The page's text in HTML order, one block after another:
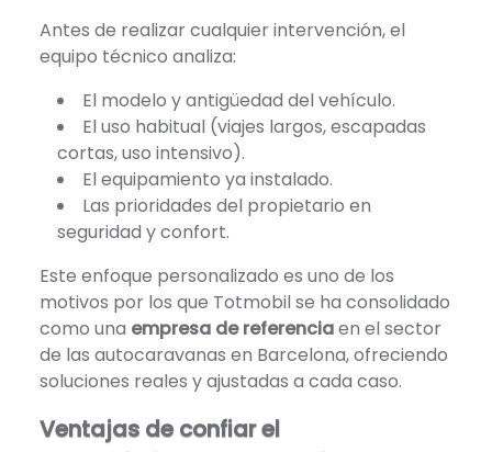
Antes de realizar cualquier intervención, el
equipo técnico analiza:
El modelo y antigüedad del vehículo.
El uso habitual (viajes largos, escapadas
cortas, uso intensivo).
El equipamiento ya instalado.
Las prioridades del propietario en
seguridad y confort.
Este enfoque personalizado es uno de los
motivos por los que Totmobil se ha consolidado
como una empresa de referenciaen el sector
de las autocaravanas en Barcelona, ofreciendo
soluciones reales y ajustadas a cada caso.
Ventajas de confiar el